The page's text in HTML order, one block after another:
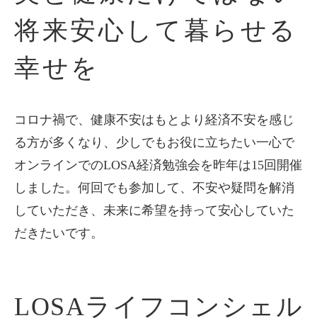
将来安心して暮らせる
幸せを
コロナ禍で、健康不安はもとより経済不安を感じ
る方が多くなり、少しでもお役に立ちたい一心で
オンラインでのLOSA経済勉強会を昨年は15回開催
しました。何回でも参加して、不安や疑問を解消
していただき、未来に希望を持って安心していた
だきたいです。
LOSAライフコンシェル